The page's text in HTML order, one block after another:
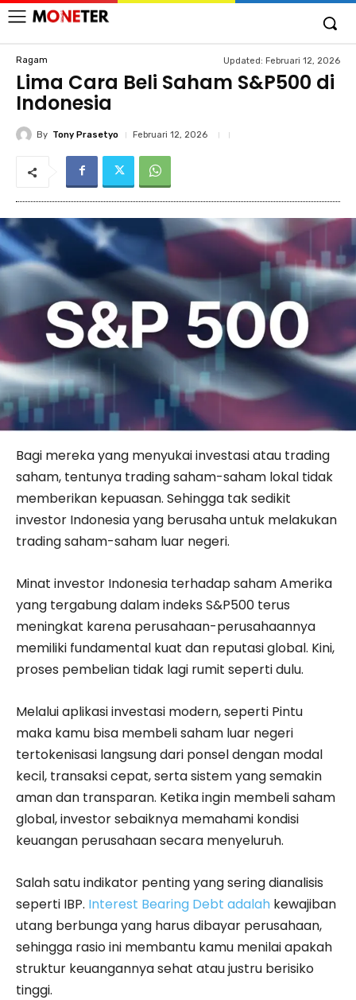
Ragam Updated: Februari 12, 2026
Lima Cara Beli Saham S&P500 di
Indonesia
By Tony Prasetyo Februari 12, 2026
Bagi mereka yang menyukai investasi atau trading
saham, tentunya trading saham-saham lokal tidak
memberikan kepuasan. Sehingga tak sedikit
investor Indonesia yang berusaha untuk melakukan
trading saham-saham luar negeri.
Minat investor Indonesia terhadap saham Amerika
yang tergabung dalam indeks S&P500 terus
meningkat karena perusahaan-perusahaannya
memiliki fundamental kuat dan reputasi global. Kini,
proses pembelian tidak lagi rumit seperti dulu.
Melalui aplikasi investasi modern, seperti Pintu
maka kamu bisa membeli saham luar negeri
tertokenisasi langsung dari ponsel dengan modal
kecil, transaksi cepat, serta sistem yang semakin
aman dan transparan. Ketika ingin membeli saham
global, investor sebaiknya memahami kondisi
keuangan perusahaan secara menyeluruh.
Salah satu indikator penting yang sering dianalisis
seperti IBP. Interest Bearing Debt adalah kewajiban
utang berbunga yang harus dibayar perusahaan,
sehingga rasio ini membantu kamu menilai apakah
struktur keuangannya sehat atau justru berisiko
tinggi.